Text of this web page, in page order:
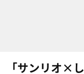
「サンリオ×